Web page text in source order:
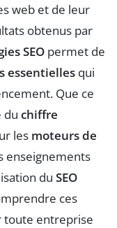
web et de leur
obtenus par
SEO permet de
essentielles qui
Que ce
du chiffre
les moteurs de
enseignements
du SEO
ces
toute entreprise